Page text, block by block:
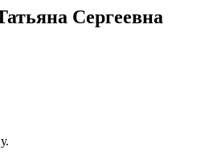
Сергеевна